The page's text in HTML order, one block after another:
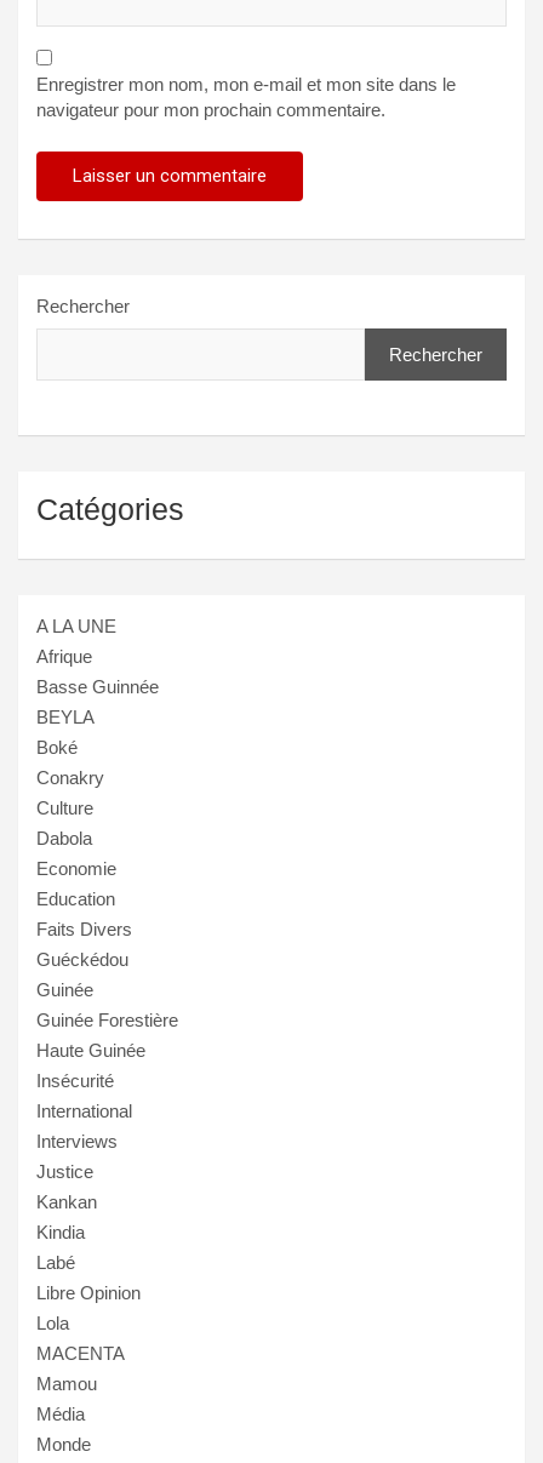
Enregistrer mon nom, mon e-mail et mon site dans le
navigateur pour mon prochain commentaire.
Rechercher
Rechercher
Catégories
A LA UNE
Afrique
Basse Guinnée
BEYLA
Boké
Conakry
Culture
Dabola
Economie
Education
Faits Divers
Guéckédou
Guinée
Guinée Forestière
Haute Guinée
Insécurité
International
Interviews
Justice
Kankan
Kindia
Labé
Libre Opinion
Lola
MACENTA
Mamou
Média
Monde